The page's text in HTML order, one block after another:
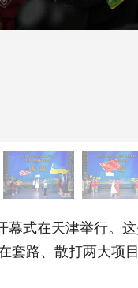
在天津举行。这
套路、散打两大